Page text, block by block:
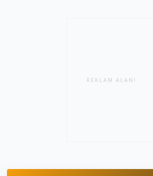
REKLAM ALANI